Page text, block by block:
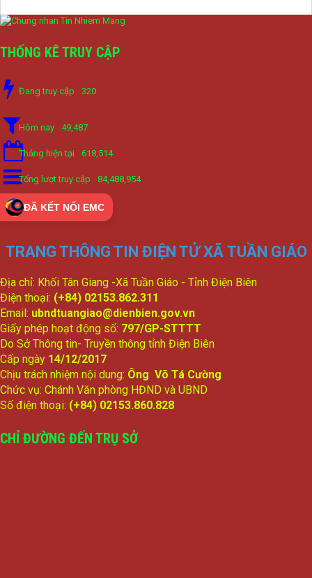
THỐNG KÊ TRUY CẬP
Đang truy cập 320
Hôm nay 49,487
Tháng hiện tại 618,514
Tổng lượt truy cập 84,488,954
ĐÃ KẾT NỐI EMC
TRANG THÔNG TIN ĐIỆN TỬ XÃ TUẦN GIÁO
Địa chỉ: Khối Tân Giang -Xã Tuần Giáo - Tỉnh Điện Biên
Điện thoại: (+84) 02153.862.311
Email: ubndtuangiao@dienbien.gov.vn
Giấy phép hoạt động số: 797/GP-STTTT
Do Sở Thông tin- Truyền thông tỉnh Điện Biên
Cấp ngày 14/12/2017
Chịu trách nhiệm nội dung: Ông Võ Tá Cường
Chức vụ: Chánh Văn phòng HĐND và UBND
Số điện thoại: (+84) 02153.860.828
CHỈ ĐƯỜNG ĐẾN TRỤ SỞ